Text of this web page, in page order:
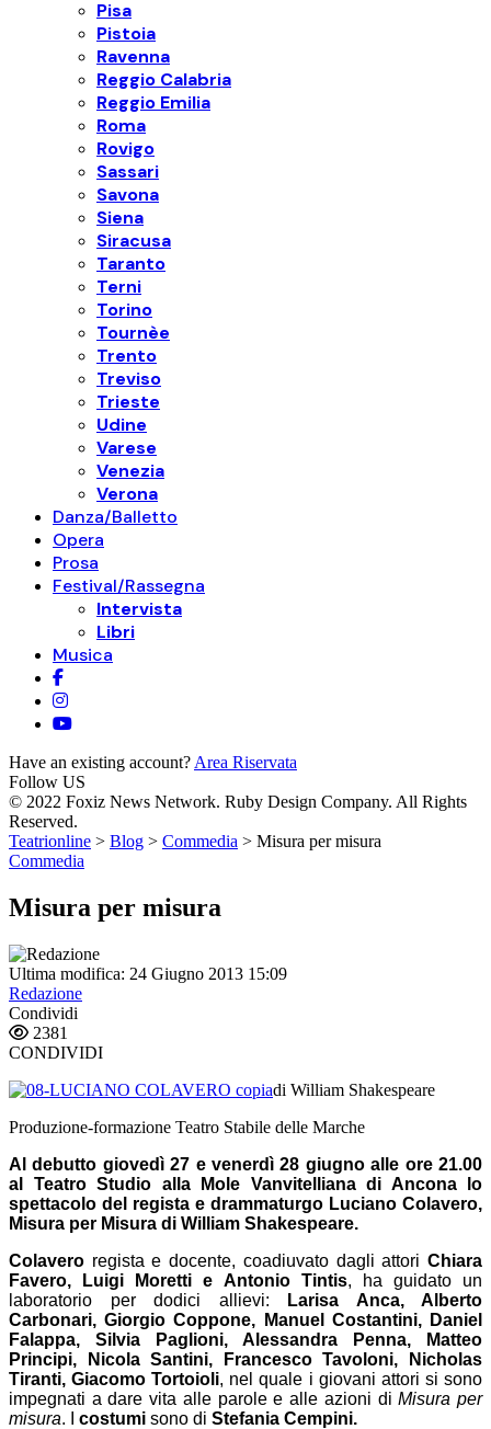
Pisa
Pistoia
Ravenna
Reggio Calabria
Reggio Emilia
Roma
Rovigo
Sassari
Savona
Siena
Siracusa
Taranto
Terni
Torino
Tournèe
Trento
Treviso
Trieste
Udine
Varese
Venezia
Verona
Danza/Balletto
Opera
Prosa
Festival/Rassegna
Intervista
Libri
Musica
Have an existing account? Area Riservata
Follow US
© 2022 Foxiz News Network. Ruby Design Company. All Rights
Reserved.
Teatrionline > Blog > Commedia > Misura per misura
Commedia
Misura per misura
Ultima modifica: 24 Giugno 2013 15:09
Redazione
Condividi
2381
CONDIVIDI
di William Shakespeare
Produzione-formazione Teatro Stabile delle Marche
Al debutto giovedì 27 e venerdì 28 giugno alle ore 21.00
al Teatro Studio alla Mole Vanvitelliana di Ancona lo
spettacolo del regista e drammaturgo Luciano Colavero,
Misura per Misura di William Shakespeare.
Colavero regista e docente, coadiuvato dagli attori Chiara
Favero, Luigi Moretti e Antonio Tintis, ha guidato un
laboratorio per dodici allievi: Larisa Anca, Alberto
Carbonari, Giorgio Coppone, Manuel Costantini, Daniel
Falappa, Silvia Paglioni, Alessandra Penna, Matteo
Principi, Nicola Santini, Francesco Tavoloni, Nicholas
Tiranti, Giacomo Tortoioli, nel quale i giovani attori si sono
impegnati a dare vita alle parole e alle azioni diMisura per
misura. I costumi sono di Stefania Cempini.